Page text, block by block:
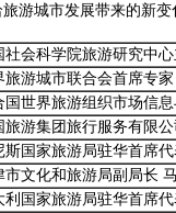
城市发展带来的新变
社会科学院旅游研究中
旅游城市联合会首席专
国世界旅游组织市场信
旅游集团旅行服务有限
斯国家旅游局驻华首席
市文化和旅游局副局长
利国家旅游局驻华首席